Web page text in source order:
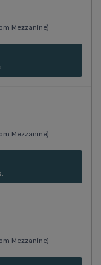
Mezzanine)
Mezzanine)
Mezzanine)